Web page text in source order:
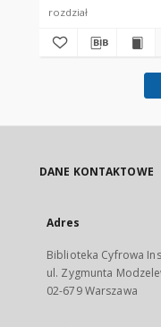
rozdział
DANE KONTAKTOWE
Adres
Biblioteka Cyfrowa
ul. Zygmunta
02-679 Warszawa